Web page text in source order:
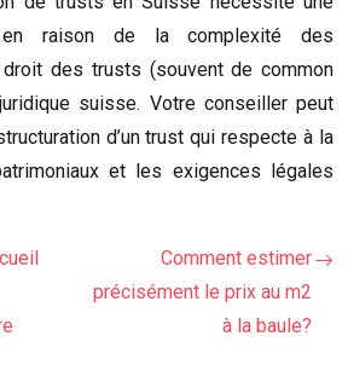
en raison de la complexité des
des trusts (souvent de common
suisse. Votre conseiller peut
d’un trust qui respecte à la
et les exigences légales
Comment estimer
précisément le prix au m2
à la baule?